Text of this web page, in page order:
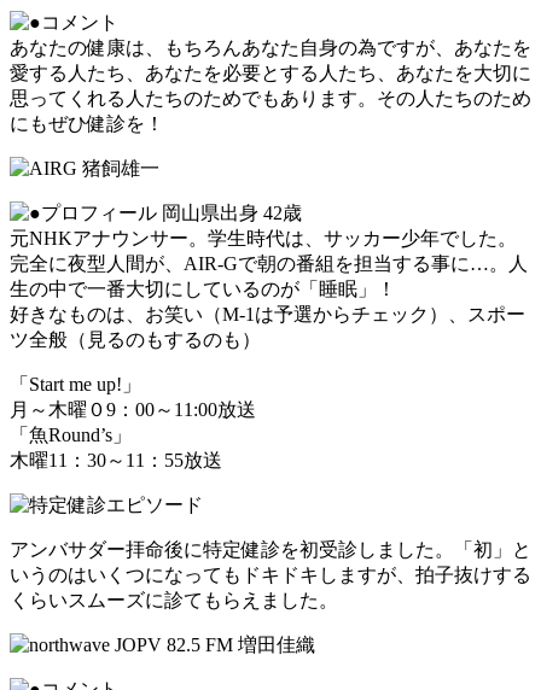
あなたの健康は、もちろんあなた自身の為ですが、あなたを
愛する人たち、あなたを必要とする人たち、あなたを大切に
思ってくれる人たちのためでもあります。その人たちのため
にもぜひ健診を！
岡山県出身 42歳
元NHKアナウンサー。学生時代は、サッカー少年でした。
完全に夜型人間が、AIR-Gで朝の番組を担当する事に…。人
生の中で一番大切にしているのが「睡眠」！
好きなものは、お笑い（M-1は予選からチェック）、スポー
ツ全般（見るのもするのも）
「Start me up!」
月～木曜０9：00～11:00放送
「魚Round’s」
木曜11：30～11：55放送
アンバサダー拝命後に特定健診を初受診しました。「初」と
いうのはいくつになってもドキドキしますが、拍子抜けする
くらいスムーズに診てもらえました。